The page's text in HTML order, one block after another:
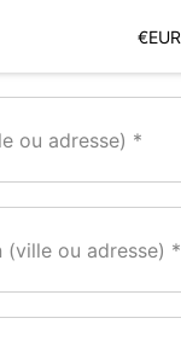
€EUR
ou adresse)
(ville ou adresse)